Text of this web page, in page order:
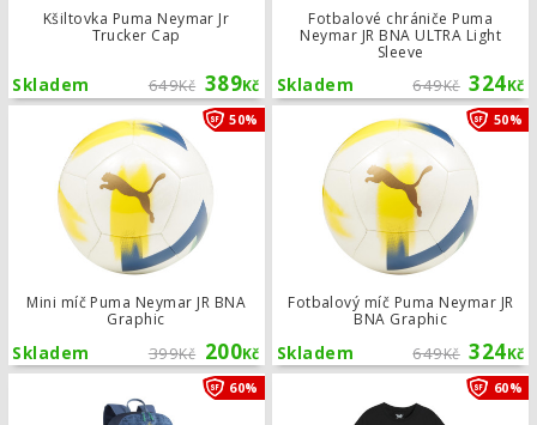
Kšiltovka Puma Neymar Jr
Trucker Cap
649Kč 389Kč
Skladem
Fotbalové chrániče Puma
Neymar JR BNA ULTRA Light
Sleeve
649Kč 324Kč
Skladem
Mini míč Puma Neymar JR BNA
Graphic
399Kč 200Kč
Skladem
50% Mini míč Puma Neymar JR BNA
Fotbalový míč Puma Neymar JR
BNA Graphic
649Kč 324Kč
Skladem
50%
60% Batoh Puma Neymar JR BNA 60%